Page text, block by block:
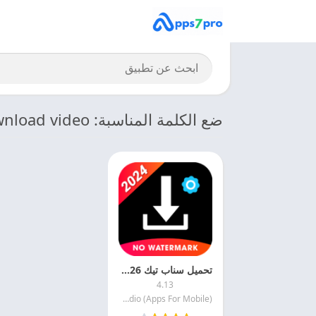
ضع الكلمة المناسبة: Tik Tok Download video
تحميل سناب تيك 2026 SnapTik APK لـتنزيل الفيديوهات بدون علامه مائيه
4.13
AIO Studio (Apps For Mobile)